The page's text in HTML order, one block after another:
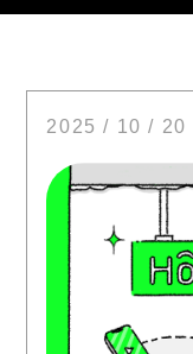
2025 / 10 / 20